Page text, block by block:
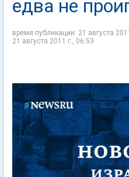
едва не
время публикации: 21 августа
21 августа 2011 г., 06:53